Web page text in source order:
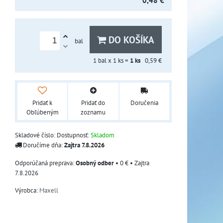
bal DO KOŠÍKA
1 bal x 1 ks = 1ks 0,59 €
Pridať k
Obľúbeným
Pridať do
zoznamu
Doručenia
Skladové číslo: Dostupnosť:Skladom
Doručíme dňa:Zajtra7.8.2026
Osobný odber • 0 € • Zajtra
7.8.2026
Výrobca: Maxell